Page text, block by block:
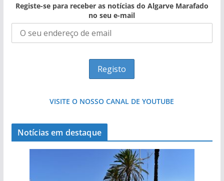
Registe-se para receber as notícias do Algarve Marafado
no seu e-mail
VISITE O NOSSO CANAL DE YOUTUBE
Notícias em destaque